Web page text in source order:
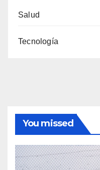
Salud
Tecnología
You missed